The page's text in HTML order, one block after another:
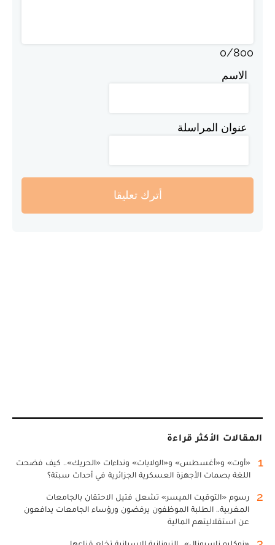
0/800
الاسم
عنوان المراسلة
أترك تعليقا
المقالات الأكثر قراءة
1
«أوت» و«أغسطس» و«الولايات» ونداءات «الحريك».. كيف فضحت
اللغة بصمات الأجهزة العسكرية الجزائرية في أحداث سبتة؟
2
رسوم «التوقيت الميسر» تشعل فتيل الاحتقان بالجامعات
المغربية.. الطلبة الموظفون يرفضون ورؤساء الجامعات يدافعون
عن استقلاليتهم المالية
«نوكليو ناسيونال».. النيونازية الإسبانية تخلع قناعها